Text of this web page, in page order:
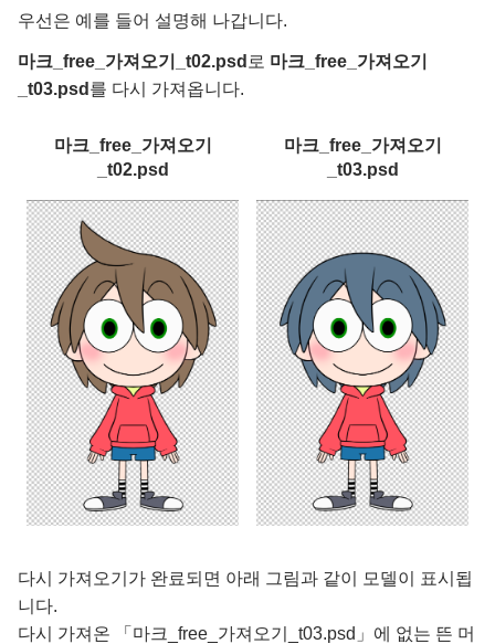
우선은 예를 들어 설명해 나갑니다.
마크_free_가져오기_t02.psd 로 마크_free_가져오기
_t03.psd 를 다시 가져옵니다.
마크_free_가져오기
_t02.psd
마크_free_가져오기
_t03.psd
다시 가져오기가 완료되면 아래 그림과 같이 모델이 표시됩
니다.
다시 가져온 「마크_free_가져오기_t03.psd」에 없는 뜬 머